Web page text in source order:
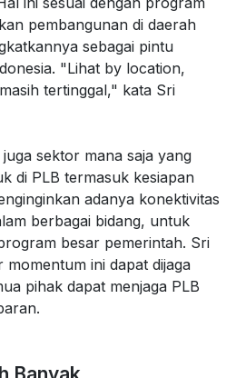
pembangunan di daerah
sebagai pintu
"Lihat by location,
tertinggal," kata Sri
sektor mana saja yang
di PLB termasuk kesiapan
adanya konektivitas
berbagai bidang, untuk
besar pemerintah. Sri
ini dapat dijaga
pihak dapat menjaga PLB